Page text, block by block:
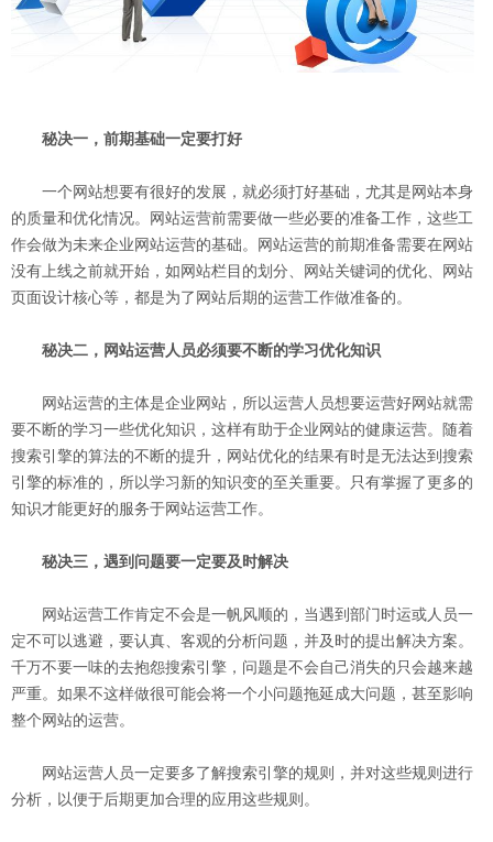
秘决一，前期基础一定要打好
一个网站想要有很好的发展，就必须打好基础，尤其是网站本身
的质量和优化情况。网站运营前需要做一些必要的准备工作，这些工
作会做为未来企业网站运营的基础。网站运营的前期准备需要在网站
没有上线之前就开始，如网站栏目的划分、网站关键词的优化、网站
页面设计核心等，都是为了网站后期的运营工作做准备的。
秘决二，网站运营人员必须要不断的学习优化知识
网站运营的主体是企业网站，所以运营人员想要运营好网站就需
要不断的学习一些优化知识，这样有助于企业网站的健康运营。随着
搜索引擎的算法的不断的提升，网站优化的结果有时是无法达到搜索
引擎的标准的，所以学习新的知识变的至关重要。只有掌握了更多的
知识才能更好的服务于网站运营工作。
秘决三，遇到问题要一定要及时解决
网站运营工作肯定不会是一帆风顺的，当遇到部门时运或人员一
定不可以逃避，要认真、客观的分析问题，并及时的提出解决方案。
千万不要一味的去抱怨搜索引擎，问题是不会自己消失的只会越来越
严重。如果不这样做很可能会将一个小问题拖延成大问题，甚至影响
整个网站的运营。
网站运营人员一定要多了解搜索引擎的规则，并对这些规则进行
分析，以便于后期更加合理的应用这些规则。